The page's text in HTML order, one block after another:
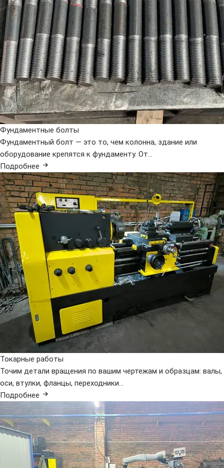
Фундаментные болты
Фундаментный болт — это то, чем колонна, здание или
оборудование крепятся к фундаменту. От...
Подробнее
Токарные работы
Точим детали вращения по вашим чертежам и образцам: валы,
оси, втулки, фланцы, переходники...
Подробнее